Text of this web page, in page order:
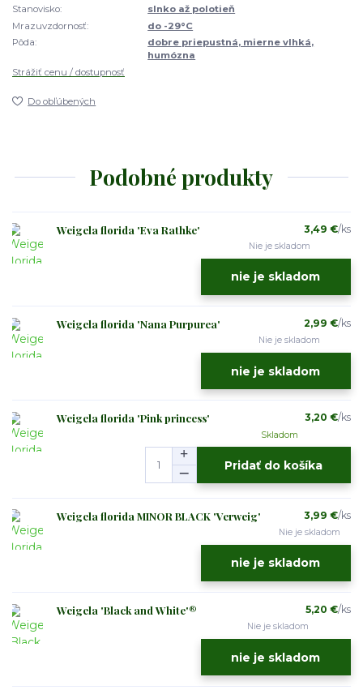
Stanovisko:
slnko až polotieň
Mrazuvzdornosť:
do -29°C
Pôda:
dobre priepustná, mierne vlhká,
humózna
Strážiť cenu / dostupnosť
Do obľúbených
Podobné produkty
Weigela florida 'Eva Rathke' 3,49 €/ks
Nie je skladom
nie je skladom
Weigela florida 'Nana Purpurea' 2,99 €/ks
Nie je skladom
nie je skladom
Weigela florida 'Pink princess' 3,20 €/ks
Skladom
Pridať do košíka
Weigela florida MINOR BLACK 'Verweig' 3,99 €/ks
Nie je skladom
nie je skladom
Weigela 'Black and White'® 5,20 €/ks
Nie je skladom
nie je skladom